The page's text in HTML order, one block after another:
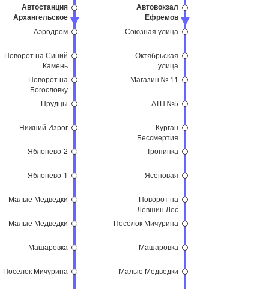
Автостанция
Архангельское
Аэродром
Поворот на Синий
Камень
Поворот на
Богословку
Прудцы
Нижний Изрог
Яблонево-2
Яблонево-1
Малые Медведки
Малые Медведки
Машаровка
Посёлок Мичурина
Автовокзал
Ефремов
Союзная улица
Октябрьская
улица
Магазин № 11
АТП №5
Курган
Бессмертия
Тропинка
Ясеновая
Поворот на
Лёвшин Лес
Посёлок Мичурина
Машаровка
Малые Медведки